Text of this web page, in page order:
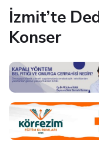
İzmit’te
Konser